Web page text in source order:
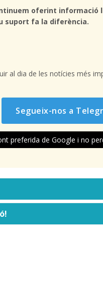
oferint informació
suport fa la diferència.
al dia de les notícies més
Segueix-nos a
preferida de Google i no